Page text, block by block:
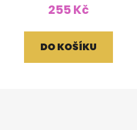
255 Kč
DO KOŠÍKU